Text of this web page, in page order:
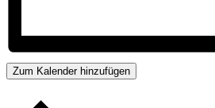
Zum Kalender hinzufügen